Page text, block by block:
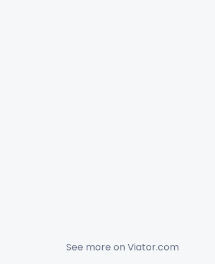
See more on Viator.com